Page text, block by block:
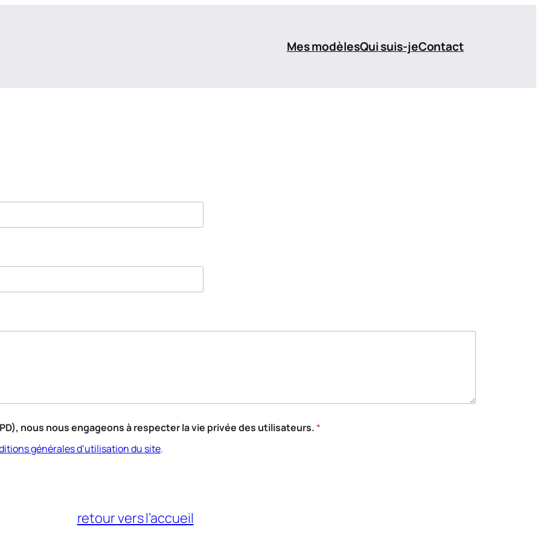
Mes modèlesQui suis-jeContact
nous nous engageons à respecter la vie privée des utilisateurs.*
générales d’utilisation du site.
retour vers l’accueil